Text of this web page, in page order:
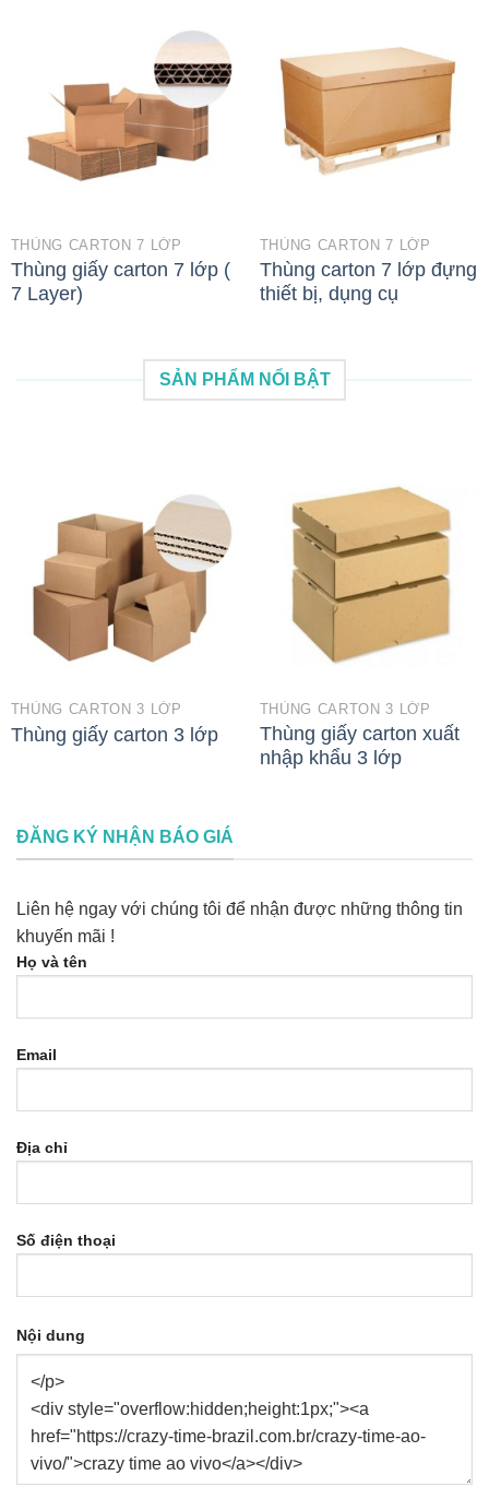
THÙNG CARTON 7 LỚP
Thùng giấy carton 7 lớp (
7 Layer)
THÙNG CARTON 7 LỚP
Thùng carton 7 lớp đựng
thiết bị, dụng cụ
SẢN PHẨM NỔI BẬT
THÙNG CARTON 3 LỚP
Thùng giấy carton 3 lớp
THÙNG CARTON 3 LỚP
Thùng giấy carton xuất
nhập khẩu 3 lớp
ĐĂNG KÝ NHẬN BÁO GIÁ
Liên hệ ngay với chúng tôi để nhận được những thông tin
khuyến mãi !
Họ và tên
Email
Địa chỉ
Số điện thoại
Nội dung